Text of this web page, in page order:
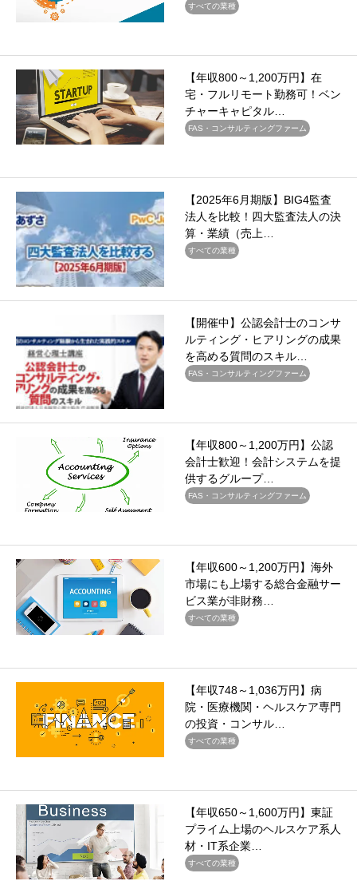
すべての業種
【年収800～1,200万円】在
宅・フルリモート勤務可！ベン
チャーキャピタル…
FAS・コンサルティングファーム
【2025年6月期版】BIG4監査
法人を比較！四大監査法人の決
算・業績（売上…
すべての業種
【開催中】公認会計士のコンサ
ルティング・ヒアリングの成果
を高める質問のスキル…
FAS・コンサルティングファーム
【年収800～1,200万円】公認
会計士歓迎！会計システムを提
供するグループ…
FAS・コンサルティングファーム
【年収600～1,200万円】海外
市場にも上場する総合金融サー
ビス業が非財務…
すべての業種
【年収748～1,036万円】病
院・医療機関・ヘルスケア専門
の投資・コンサル…
すべての業種
【年収650～1,600万円】東証
プライム上場のヘルスケア系人
材・IT系企業…
すべての業種